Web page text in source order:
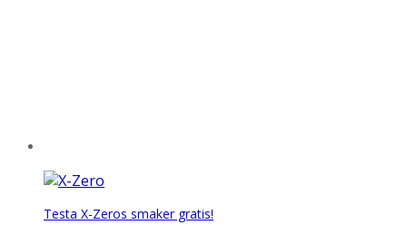
Testa X-Zeros smaker gratis!